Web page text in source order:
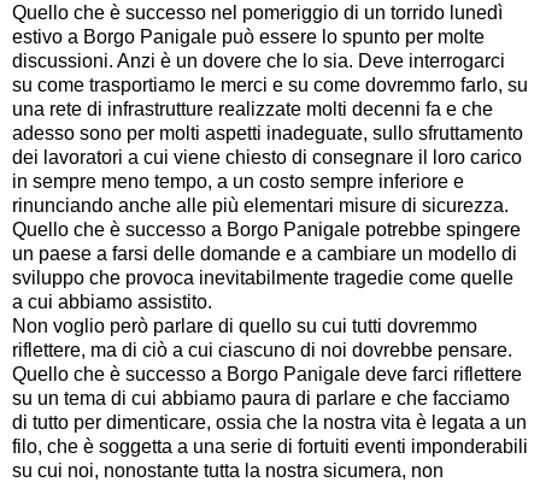
Quello che è successo nel pomeriggio di un torrido lunedì
estivo a Borgo Panigale può essere lo spunto per molte
discussioni. Anzi è un dovere che lo sia. Deve interrogarci
su come trasportiamo le merci e su come dovremmo farlo, su
una rete di infrastrutture realizzate molti decenni fa e che
adesso sono per molti aspetti inadeguate, sullo sfruttamento
dei lavoratori a cui viene chiesto di consegnare il loro carico
in sempre meno tempo, a un costo sempre inferiore e
rinunciando anche alle più elementari misure di sicurezza.
Quello che è successo a Borgo Panigale potrebbe spingere
un paese a farsi delle domande e a cambiare un modello di
sviluppo che provoca inevitabilmente tragedie come quelle
a cui abbiamo assistito.
Non voglio però parlare di quello su cui tutti dovremmo
riflettere, ma di ciò a cui ciascuno di noi dovrebbe pensare.
Quello che è successo a Borgo Panigale deve farci riflettere
su un tema di cui abbiamo paura di parlare e che facciamo
di tutto per dimenticare, ossia che la nostra vita è legata a un
filo, che è soggetta a una serie di fortuiti eventi imponderabili
su cui noi, nonostante tutta la nostra sicumera, non